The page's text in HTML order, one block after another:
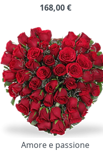
168,00 €
Amore e passione